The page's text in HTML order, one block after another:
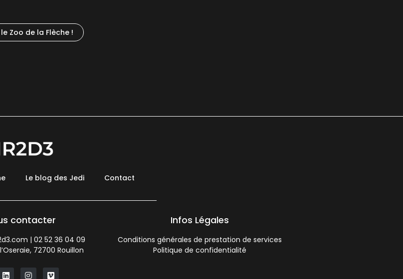
Zoo de la Flèche !
Le blog des Jedi Contact
contacter
| 02 52 36 04 09
72700 Rouillon
Infos Légales
Conditions générales de prestation de services
Politique de confidentialité